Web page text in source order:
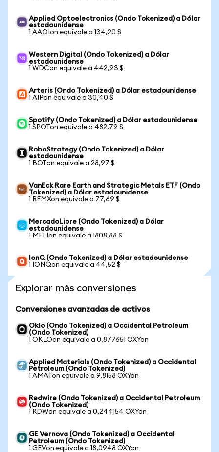
Applied Optoelectronics (Ondo Tokenized) a Dólar
estadounidense
1 AAOIon equivale a 134,20 $
Western Digital (Ondo Tokenized) a Dólar
estadounidense
1 WDCon equivale a 442,93 $
Arteris (Ondo Tokenized) a Dólar estadounidense
1 AIPon equivale a 30,40 $
Spotify (Ondo Tokenized) a Dólar estadounidense
1 SPOTon equivale a 482,79 $
RoboStrategy (Ondo Tokenized) a Dólar
estadounidense
1 BOTon equivale a 28,97 $
VanEck Rare Earth and Strategic Metals ETF (Ondo
Tokenized) a Dólar estadounidense
1 REMXon equivale a 77,69 $
MercadoLibre (Ondo Tokenized) a Dólar
estadounidense
1 MELIon equivale a 1808,88 $
IonQ (Ondo Tokenized) a Dólar estadounidense
1 IONQon equivale a 44,52 $
Explorar más conversiones
Conversiones avanzadas de activos
Oklo (Ondo Tokenized) a Occidental Petroleum
(Ondo Tokenized)
1 OKLOon equivale a 0,877651 OXYon
Applied Materials (Ondo Tokenized) a Occidental
Petroleum (Ondo Tokenized)
1 AMATon equivale a 9,8158 OXYon
Redwire (Ondo Tokenized) a Occidental Petroleum
(Ondo Tokenized)
1 RDWon equivale a 0,244154 OXYon
GE Vernova (Ondo Tokenized) a Occidental
Petroleum (Ondo Tokenized)
1 GEVon equivale a 18,0948 OXYon